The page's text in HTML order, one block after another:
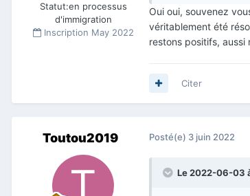
Statut:en processus
d'immigration
Inscription May 2022
Oui oui, souvenez
véritablement été
restons positifs, aussi
Citer
Toutou2019 Posté(e) 3 juin 2022
Le 2022-06-03